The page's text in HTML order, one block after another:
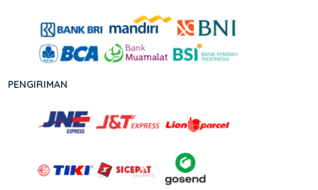
PENGIRIMAN